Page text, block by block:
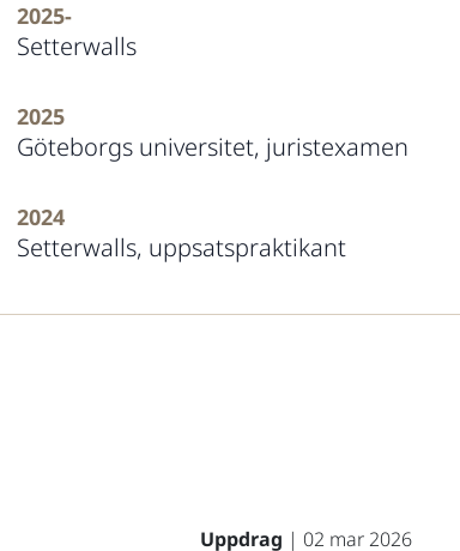
2025-
Setterwalls
2025
Göteborgs universitet, juristexamen
2024
Setterwalls, uppsatspraktikant
Uppdrag | 02 mar 2026